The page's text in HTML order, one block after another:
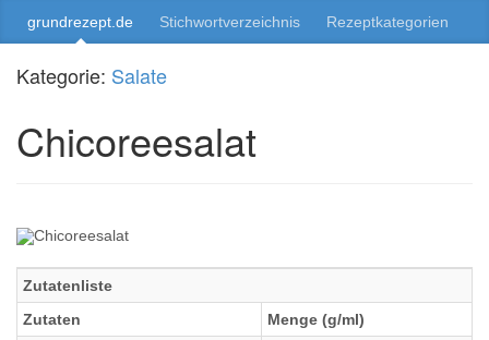
grundrezept.de Stichwortverzeichnis Rezeptkategorien
Kategorie: Salate
Chicoreesalat
Zutatenliste
Zutaten
Menge (g/ml)